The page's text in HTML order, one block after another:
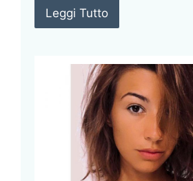
Leggi Tutto